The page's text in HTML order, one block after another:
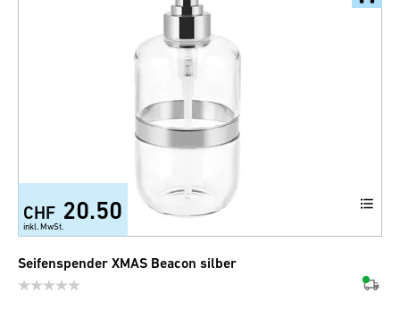
CHF 20.50
inkl. MwSt.
Seifenspender XMAS Beacon silber